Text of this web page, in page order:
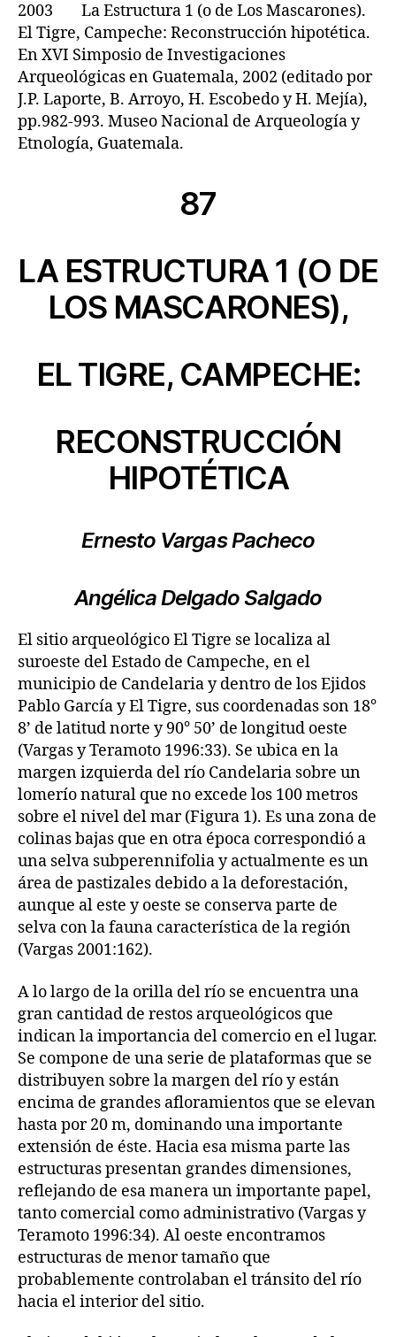
2003 La Estructura 1 (o de Los Mascarones).
El Tigre, Campeche: Reconstrucción hipotética.
En XVI Simposio de Investigaciones
Arqueológicas en Guatemala, 2002 (editado por
J.P. Laporte, B. Arroyo, H. Escobedo y H. Mejía),
pp.982-993. Museo Nacional de Arqueología y
Etnología, Guatemala.
87
LA ESTRUCTURA 1 (O DE
LOS MASCARONES),
EL TIGRE, CAMPECHE:
RECONSTRUCCIÓN
HIPOTÉTICA
Ernesto Vargas Pacheco
Angélica Delgado Salgado
El sitio arqueológico El Tigre se localiza al
suroeste del Estado de Campeche, en el
municipio de Candelaria y dentro de los Ejidos
Pablo García y El Tigre, sus coordenadas son 18°
8’ de latitud norte y 90° 50’ de longitud oeste
(Vargas y Teramoto 1996:33). Se ubica en la
margen izquierda del río Candelaria sobre un
lomerío natural que no excede los 100 metros
sobre el nivel del mar (Figura 1). Es una zona de
colinas bajas que en otra época correspondió a
una selva subperennifolia y actualmente es un
área de pastizales debido a la deforestación,
aunque al este y oeste se conserva parte de
selva con la fauna característica de la región
(Vargas 2001:162).
A lo largo de la orilla del río se encuentra una
gran cantidad de restos arqueológicos que
indican la importancia del comercio en el lugar.
Se compone de una serie de plataformas que se
distribuyen sobre la margen del río y están
encima de grandes afloramientos que se elevan
hasta por 20 m, dominando una importante
extensión de éste. Hacia esa misma parte las
estructuras presentan grandes dimensiones,
reflejando de esa manera un importante papel,
tanto comercial como administrativo (Vargas y
Teramoto 1996:34). Al oeste encontramos
estructuras de menor tamaño que
probablemente controlaban el tránsito del río
hacia el interior del sitio.